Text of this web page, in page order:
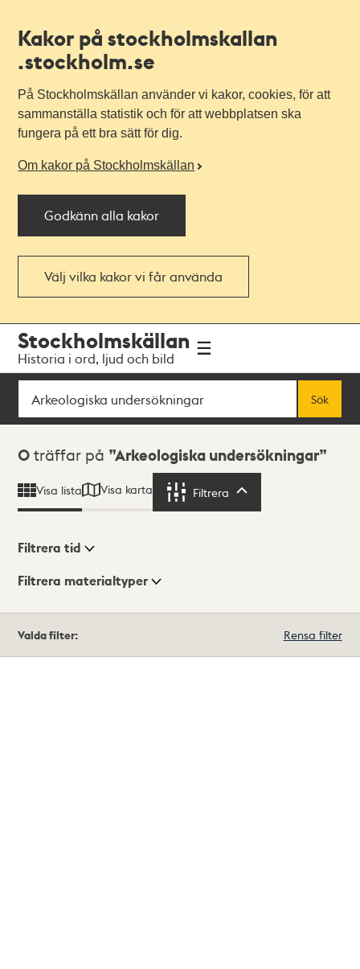
Kakor på stockholmskallan
.stockholm.se
På Stockholmskällan använder vi kakor, cookies, för att
sammanställa statistik och för att webbplatsen ska
fungera på ett bra sätt för dig.
Om kakor på Stockholmskällan
Godkänn alla kakor
Välj vilka kakor vi får använda
navigationen
huvudinnehållet
Stockholmskällan
Historia i ord, ljud och bild
Sök
Sök
Sökresultat
0 träffar på Arkeologiska undersökningar
Visa lista Visa karta Filtrera
Visningsläge
Filtrera tid
Filtrera materialtyper
träffar
Valda filter: Rensa filter